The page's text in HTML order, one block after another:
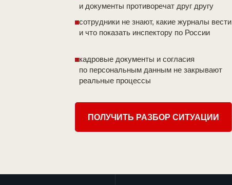
и документы противоречат друг другу
сотрудники не знают, какие журналы вести
и что показать инспектору по России
кадровые документы и согласия
по персональным данным не закрывают
реальные процессы
ПОЛУЧИТЬ РАЗБОР СИТУАЦИИ